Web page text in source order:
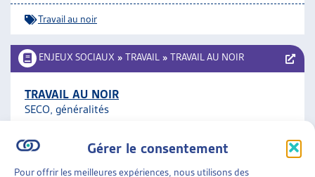
Gérer le consentement
Pour offrir les meilleures expériences, nous utilisons des
Travail au noir
ENJEUX SOCIAUX » TRAVAIL » TRAVAIL AU NOIR
TRAVAIL AU NOIR
SECO, généralités
Travail au noir